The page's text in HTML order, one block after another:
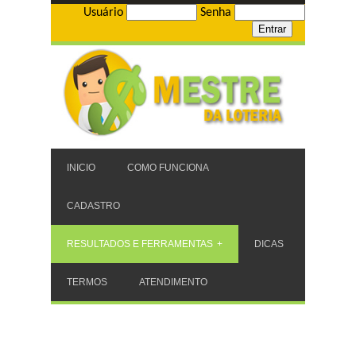
Usuário Senha
INICIO COMO FUNCIONA
CADASTRO
RESULTADOS E FERRAMENTAS DICAS
TERMOS ATENDIMENTO